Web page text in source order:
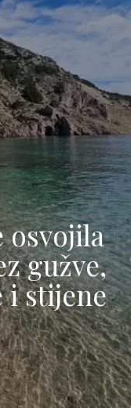
osvojila
gužve,
i stijene